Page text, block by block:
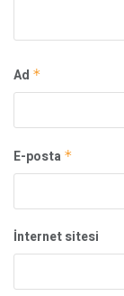
Ad *
E-posta *
İnternet sitesi